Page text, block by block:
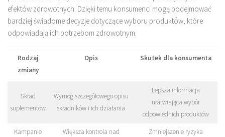
efektów zdrowotnych. Dzięki temu konsumenci mogą podejmować
bardziej świadome decyzje dotyczące wyboru produktów, które
odpowiadają ich potrzebom zdrowotnym.
Rodzaj
zmiany
Opis Skutek dla konsumenta
Skład
suplementów
Wymóg szczegółowego opisu
składników i ich działania
Lepsza informacja
ułatwiająca wybór
odpowiednich produktów
Kampanie
Większa kontrola nad
Zmniejszenie ryzyka